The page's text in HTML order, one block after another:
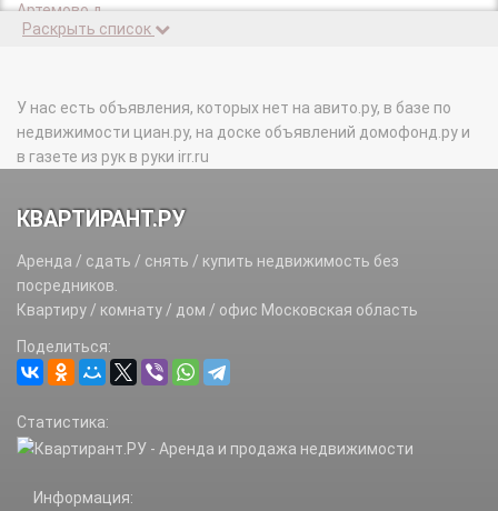
Артемово д.
Ашукино дп.
Березняки д.
Бортнево д.
Братовщина с.
Васюково д.
Введенское д.
Володкино д.
Герасимиха д.
Горенки д.
Грибово д.
Григорково д.
Дарьино д.
Дзержинец мкр.
Доровское п.
Раскрыть список
У нас есть объявления, которых нет на авито.ру, в базе по
недвижимости циан.ру, на доске объявлений домофонд.ру и
в газете из рук в руки irr.ru
КВАРТИРАНТ.РУ
Аренда / сдать / снять / купить недвижимость без
посредников.
Квартиру / комнату / дом / офис Московская область
Поделиться:
Статистика:
Информация: